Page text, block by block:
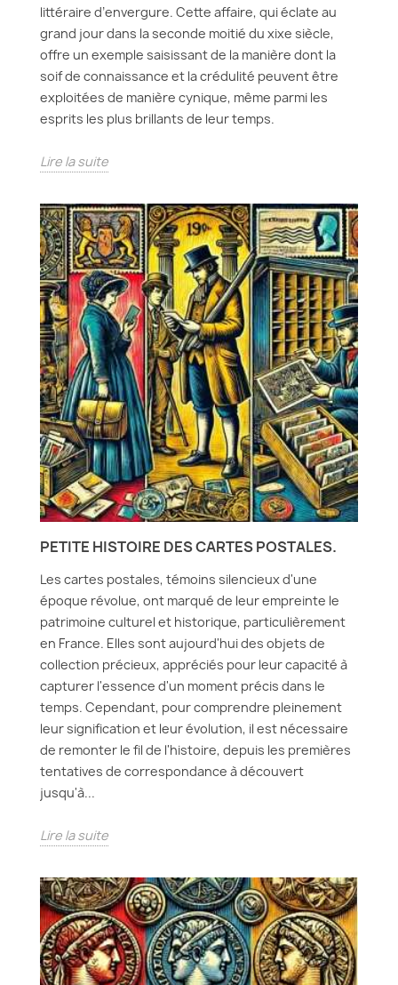
littéraire d’envergure. Cette affaire, qui éclate au
grand jour dans la seconde moitié du xixe siècle,
offre un exemple saisissant de la manière dont la
soif de connaissance et la crédulité peuvent être
exploitées de manière cynique, même parmi les
esprits les plus brillants de leur temps.
Lire la suite
PETITE HISTOIRE DES CARTES POSTALES.
Les cartes postales, témoins silencieux d'une
époque révolue, ont marqué de leur empreinte le
patrimoine culturel et historique, particulièrement
en France. Elles sont aujourd'hui des objets de
collection précieux, appréciés pour leur capacité à
capturer l'essence d'un moment précis dans le
temps. Cependant, pour comprendre pleinement
leur signification et leur évolution, il est nécessaire
de remonter le fil de l'histoire, depuis les premières
tentatives de correspondance à découvert
jusqu'à...
Lire la suite